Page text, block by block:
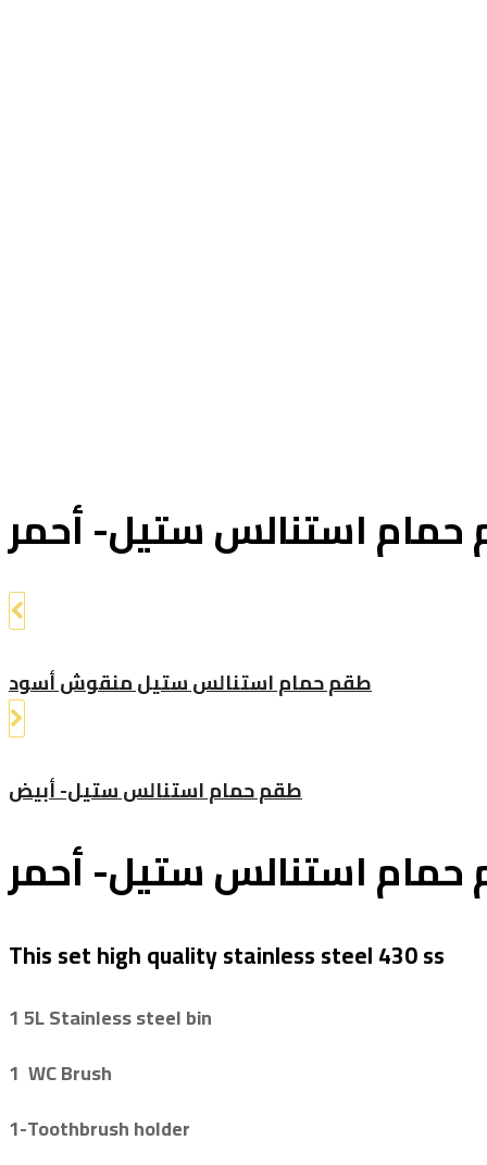
استنالس ستيل- أحمر
طقم حمام استنالس ستيل منقوش أسود
طقم حمام استنالس ستيل- أبيض
استنالس ستيل- أحمر
This set high quality stainless steel 430 ss
1 5L Stainless steel bin
1 WC Brush
1-Toothbrush holder